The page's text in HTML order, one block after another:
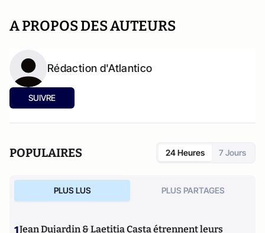
A PROPOS DES AUTEURS
Rédaction d'Atlantico
SUIVRE
POPULAIRES 24 Heures 7 Jours
PLUS LUS PLUS PARTAGES
Jean Dujardin & Laetitia Casta étrennent leurs